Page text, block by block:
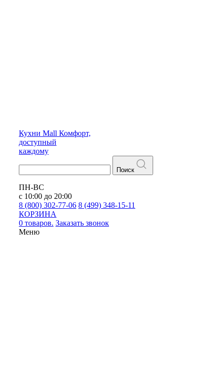
Кухни Mall Комфорт,
доступный
каждому
Поиск
ПН-ВС
с 10:00 до 20:00
8 (800) 302-77-06 8 (499) 348-15-11
КОРЗИНА
0 товаров. Заказать звонок
Меню